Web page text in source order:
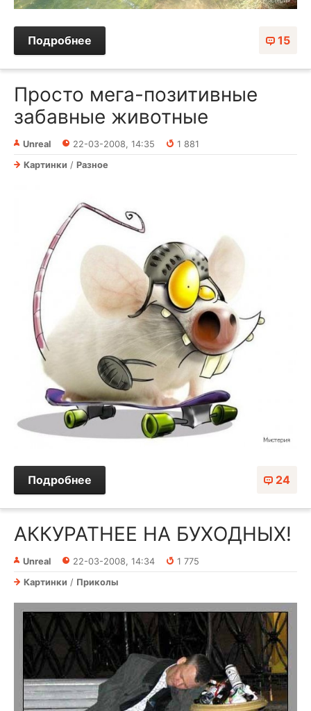
15
Подробнее
Просто мега-позитивные
забавные животные
Unreal 22-03-2008, 14:35
1 881
Картинки / Разное
24
Подробнее
АККУРАТНЕЕ НА БУХОДНЫХ!
Unreal 22-03-2008, 14:34
1 775
Картинки / Приколы